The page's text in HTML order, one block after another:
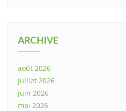
ARCHIVE
août 2026
juillet 2026
juin 2026
mai 2026